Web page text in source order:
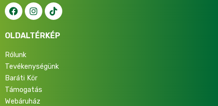
OLDALTÉRKÉP
Rólunk
Tevékenységünk
Baráti Kör
Támogatás
Webáruház